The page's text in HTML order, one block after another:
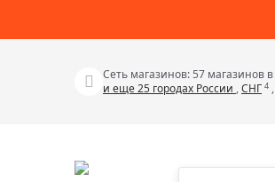
Сеть магазинов: 57 магазинов в
и еще 25 городах России ,СНГ 4 ,